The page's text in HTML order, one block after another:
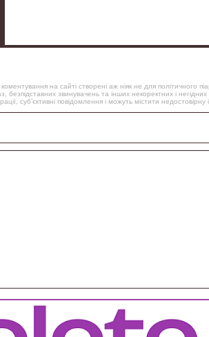
на сайті створені аж ніяк не для політичного
звинувачень та інших некоректних і
суб’єктивні повідомлення і можуть містити